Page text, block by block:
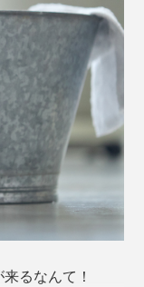
るなんて！